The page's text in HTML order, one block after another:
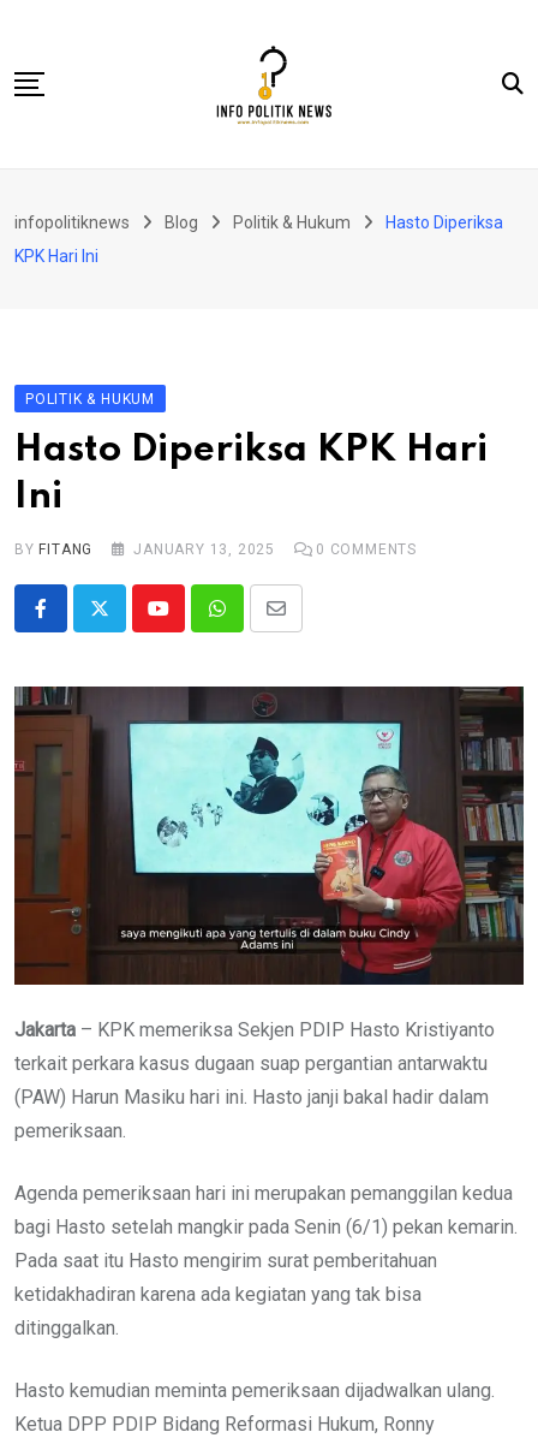
content
Politik & Hukum
Olahraga
Kolom
infopolitiknews Blog Politik & Hukum
Hasto Diperiksa
KPK Hari Ini
POLITIK & HUKUM
Hasto Diperiksa KPK Hari
Ini
BY FITANG JANUARY 13, 2025 0 COMMENTS
YoutubeWhatsappShare
Email
Jakarta – KPK memeriksa Sekjen PDIP Hasto Kristiyanto
terkait perkara kasus dugaan suap pergantian antarwaktu
(PAW) Harun Masiku hari ini. Hasto janji bakal hadir dalam
pemeriksaan.
Agenda pemeriksaan hari ini merupakan pemanggilan kedua
bagi Hasto setelah mangkir pada Senin (6/1) pekan kemarin.
Pada saat itu Hasto mengirim surat pemberitahuan
ketidakhadiran karena ada kegiatan yang tak bisa
ditinggalkan.
Hasto kemudian meminta pemeriksaan dijadwalkan ulang.
Ketua DPP PDIP Bidang Reformasi Hukum, Ronny